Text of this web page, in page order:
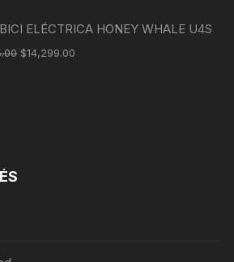
ELÉCTRICA HONEY WHALE U4S
$14,299.00